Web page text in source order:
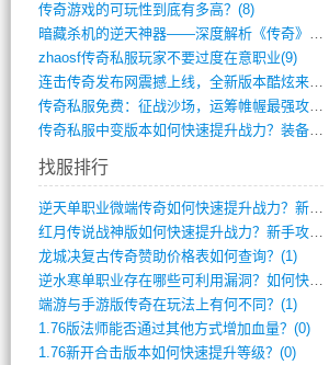
传奇游戏的可玩性到底有多高？(8)
暗藏杀机的逆天神器——深度解析《传奇》祈(374)
zhaosf传奇私服玩家不要过度在意职业(9)
连击传奇发布网震撼上线，全新版本酷炫来袭(12)
传奇私服免费：征战沙场，运筹帷幄最强攻城(516)
传奇私服中变版本如何快速提升战力？装备强(1012)
找服排行
逆天单职业微端传奇如何快速提升战力？新手(2)
红月传说战神版如何快速提升战力？新手攻略(2)
龙城决复古传奇赞助价格表如何查询？(1)
逆水寒单职业存在哪些可利用漏洞？如何快速(1)
端游与手游版传奇在玩法上有何不同？(1)
1.76版法师能否通过其他方式增加血量？(0)
1.76新开合击版本如何快速提升等级？(0)